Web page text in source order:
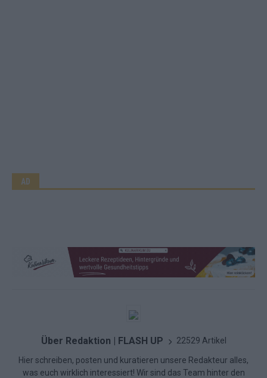
AD
Über Redaktion | FLASH UP 22529 Artikel
Hier schreiben, posten und kuratieren unsere Redakteur alles,
was euch wirklich interessiert! Wir sind das Team hinter den